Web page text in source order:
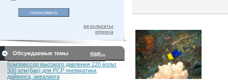
результаты
опроса
Обсуждаемые темы
еще...
Компрессор высокого давления 220 вольт
300 атм(бар) для PCP пневматики,
дайвинга, акваланга